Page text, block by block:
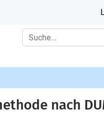
nach